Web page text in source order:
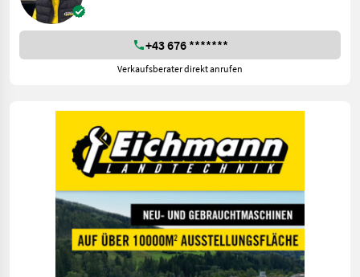
+43 676 *******
Verkaufsberater direkt anrufen